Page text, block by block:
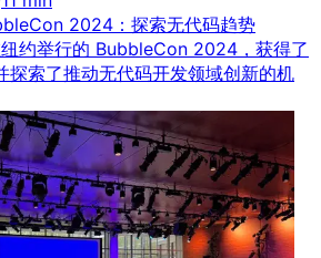
2024：探索无代码趋势
约举行的 BubbleCon 2024，获得了
探索了推动无代码开发领域创新的机